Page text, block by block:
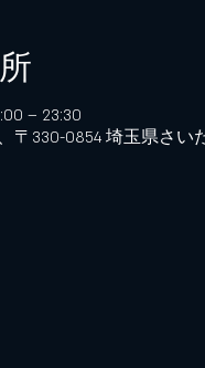
– 23:30
〒330-0854 埼玉県さ